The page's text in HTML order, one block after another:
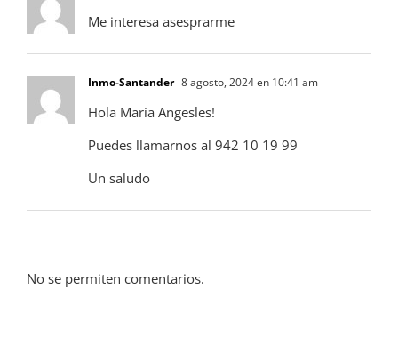
Me interesa asesprarme
Inmo-Santander 8 agosto, 2024 en 10:41 am
Hola María Angesles!
Puedes llamarnos al 942 10 19 99
Un saludo
No se permiten comentarios.